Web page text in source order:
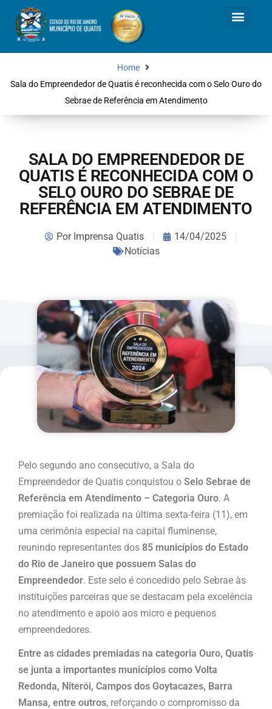
Home
Sala do Empreendedor de Quatis é reconhecida com o Selo Ouro do
Sebrae de Referência em Atendimento
SALA DO EMPREENDEDOR DE
QUATIS É RECONHECIDA COM O
SELO OURO DO SEBRAE DE
REFERÊNCIA EM ATENDIMENTO
PorImprensa Quatis
14/04/2025
Notícias
Pelo segundo ano consecutivo, a Sala do
Empreendedor de Quatis conquistou o Selo Sebrae de
Referência em Atendimento – Categoria Ouro. A
premiação foi realizada na última sexta-feira (11), em
uma cerimônia especial na capital fluminense,
reunindo representantes dos 85 municípios do Estado
do Rio de Janeiro que possuem Salas do
Empreendedor. Este selo é concedido pelo Sebrae às
instituições parceiras que se destacam pela excelência
no atendimento e apoio aos micro e pequenos
empreendedores.
Entre as cidades premiadas na categoria Ouro, Quatis
se junta a importantes municípios como Volta
Redonda, Niterói, Campos dos Goytacazes, Barra
Mansa, entre outros, reforçando o compromisso da